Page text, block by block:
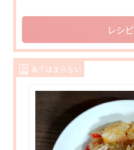
レシ
あてはまらない